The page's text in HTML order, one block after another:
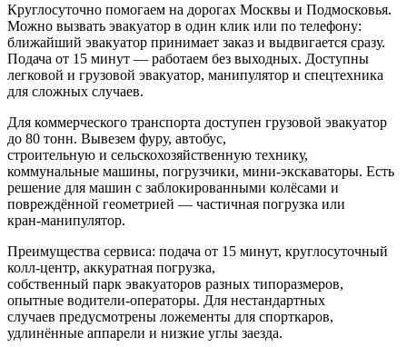
Круглосуточно помогаем на дорогах Москвы и Подмосковья.
Можно вызвать эвакуатор в один клик или по телефону:
ближайший эвакуатор принимает заказ и выдвигается сразу.
Подача от 15 минут — работаем без выходных. Доступны
легковой и грузовой эвакуатор, манипулятор и спецтехника
для сложных случаев.
Для коммерческого транспорта доступен грузовой эвакуатор
до 80 тонн. Вывезем фуру, автобус,
строительную и сельскохозяйственную технику,
коммунальные машины, погрузчики, мини-экскаваторы. Есть
решение для машин с заблокированными колёсами и
повреждённой геометрией — частичная погрузка или
кран-манипулятор.
Преимущества сервиса: подача от 15 минут, круглосуточный
колл‑центр, аккуратная погрузка,
собственный парк эвакуаторов разных типоразмеров,
опытные водители-операторы. Для нестандартных
случаев предусмотрены ложементы для спорткаров,
удлинённые аппарели и низкие углы заезда.